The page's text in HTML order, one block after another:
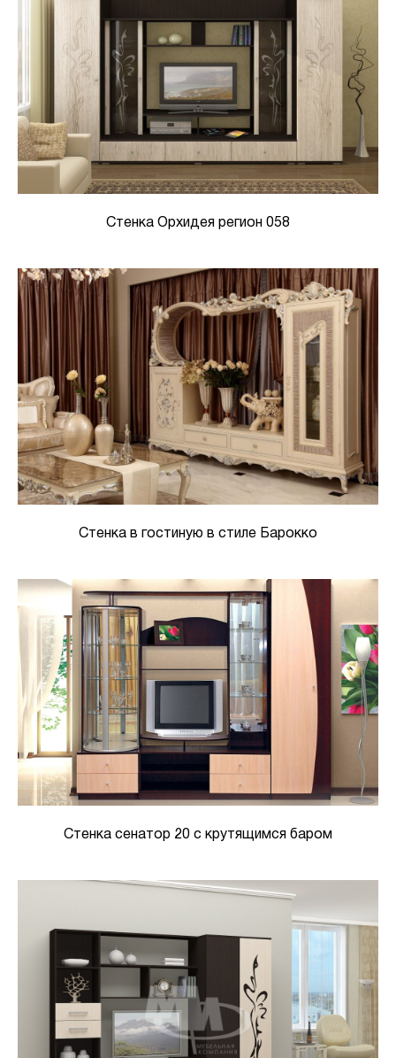
Стенка Орхидея регион 058
Стенка в гостиную в стиле Барокко
Стенка сенатор 20 с крутящимся баром